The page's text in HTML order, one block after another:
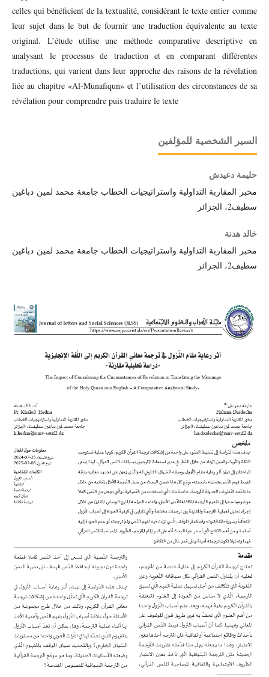
celles qui bénéficient de la textualité, considérant le texte entier comme
leur sujet dans le but de fournir une traduction équivalente au texte
original. L’étude utilise une méthode comparative descriptive en
analysant le processus de traduction et en comparant différentes
traductions, qui varient dans leur approche des raisons de la révélation
liée au chapitre «Al-Munafiqun» et l’utilisation des circonstances de sa
révélation pour comprendre puis traduire le texte
السير الشخصية للمؤلفين
حليمة دعيدش
مخبر المقاربة التداولية واستراتيجيات الخطاب جامعة محمد لمين دباغين
سطيف2، الجزائر
خالد هدنة
مخبر المقاربة التداولية واستراتيجيات الخطاب جامعة محمد لمين دباغين
سطيف2، الجزائر